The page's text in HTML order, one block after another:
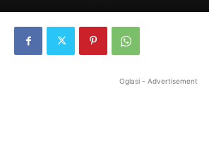
Oglasi - Advertisement